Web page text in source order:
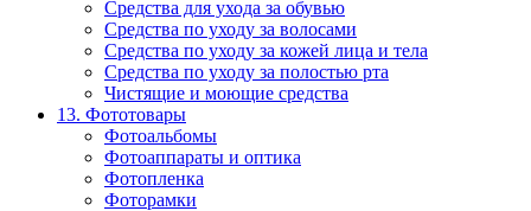
Средства для ухода за обувью
Средства по уходу за волосами
Средства по уходу за кожей лица и тела
Средства по уходу за полостью рта
Чистящие и моющие средства
13. Фототовары
Фотоальбомы
Фотоаппараты и оптика
Фотопленка
Фоторамки